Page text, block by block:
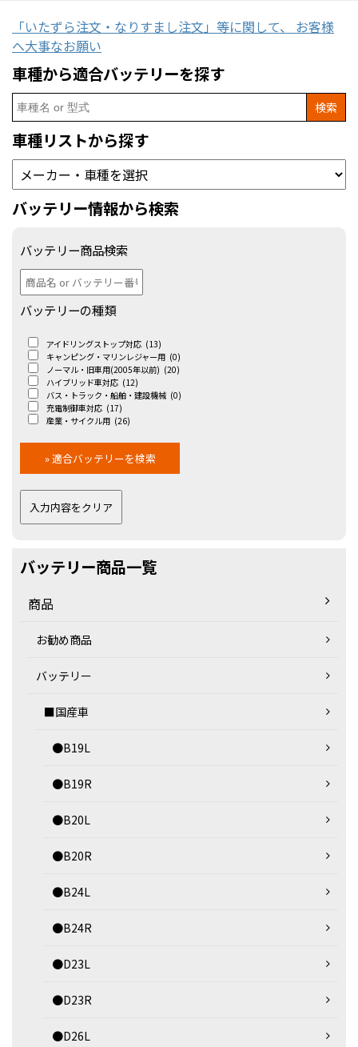
「いたずら注文・なりすまし注文」等に関して、 お客様
へ大事なお願い
車種から適合バッテリーを探す
Search
for:
車種リストから探す
バッテリー情報から検索
バッテリー商品検索
バッテリーの種類
アイドリングストップ対応 (13)
キャンピング・マリンレジャー用 (0)
ノーマル・旧車用(2005年以前) (20)
ハイブリッド車対応 (12)
バス・トラック・船舶・建設機械 (0)
充電制御車対応 (17)
産業・サイクル用 (26)
バッテリー商品一覧
商品
お勧め商品
バッテリー
■国産車
●B19L
●B19R
●B20L
●B20R
●B24L
●B24R
●D23L
●D23R
●D26L